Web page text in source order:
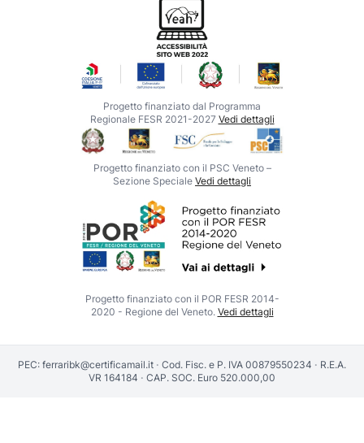
Progetto finanziato dal Programma
Regionale FESR 2021-2027 Vedi dettagli
Progetto finanziato con il PSC Veneto –
Sezione Speciale Vedi dettagli
Progetto finanziato con il POR FESR 2014-
2020 - Regione del Veneto. Vedi dettagli
PEC: ferraribk@certificamail.it · Cod. Fisc. e P. IVA 00879550234 · R.E.A.
VR 164184 · CAP. SOC. Euro 520.000,00